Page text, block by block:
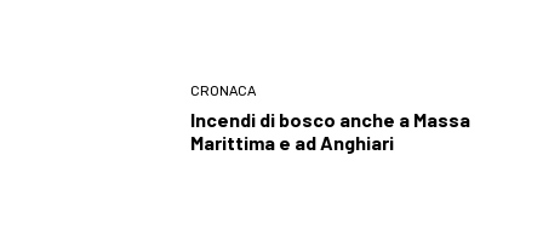
CRONACA
Incendi di bosco anche a Massa
Marittima e ad Anghiari